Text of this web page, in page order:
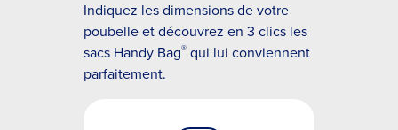
Indiquez les dimensions de votre
poubelle et découvrez en 3 clics les
sacs Handy Bag®qui lui conviennent
parfaitement.